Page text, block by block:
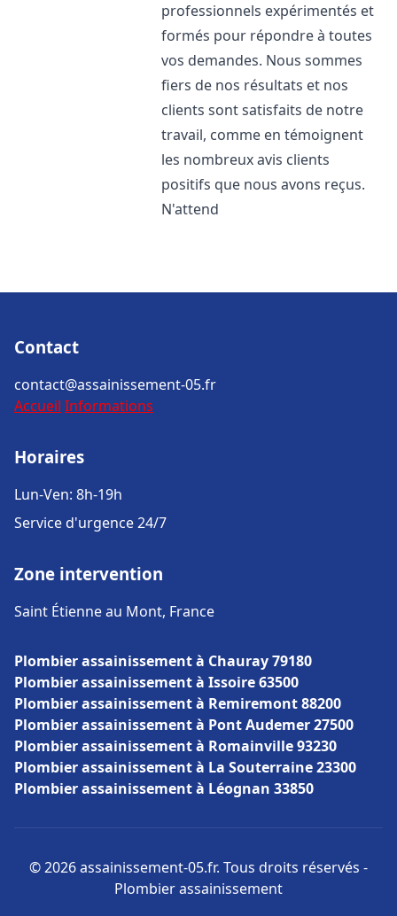
professionnels expérimentés et
formés pour répondre à toutes
vos demandes. Nous sommes
fiers de nos résultats et nos
clients sont satisfaits de notre
travail, comme en témoignent
les nombreux avis clients
positifs que nous avons reçus.
N'attend
Contact
contact@assainissement-05.fr
Accueil Informations
Horaires
Lun-Ven: 8h-19h
Service d'urgence 24/7
Zone intervention
Saint Étienne au Mont, France
Plombier assainissement à Chauray 79180
Plombier assainissement à Issoire 63500
Plombier assainissement à Remiremont 88200
Plombier assainissement à Pont Audemer 27500
Plombier assainissement à Romainville 93230
Plombier assainissement à La Souterraine 23300
Plombier assainissement à Léognan 33850
© 2026 assainissement-05.fr. Tous droits réservés -
Plombier assainissement